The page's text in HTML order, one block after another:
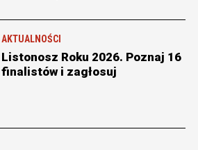
AKTUALNOŚCI
Listonosz Roku 2026. Poznaj 16
finalistów i zagłosuj